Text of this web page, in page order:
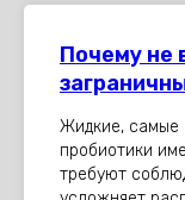
Почему не
Жидкие, самые
пробиотики
требуют